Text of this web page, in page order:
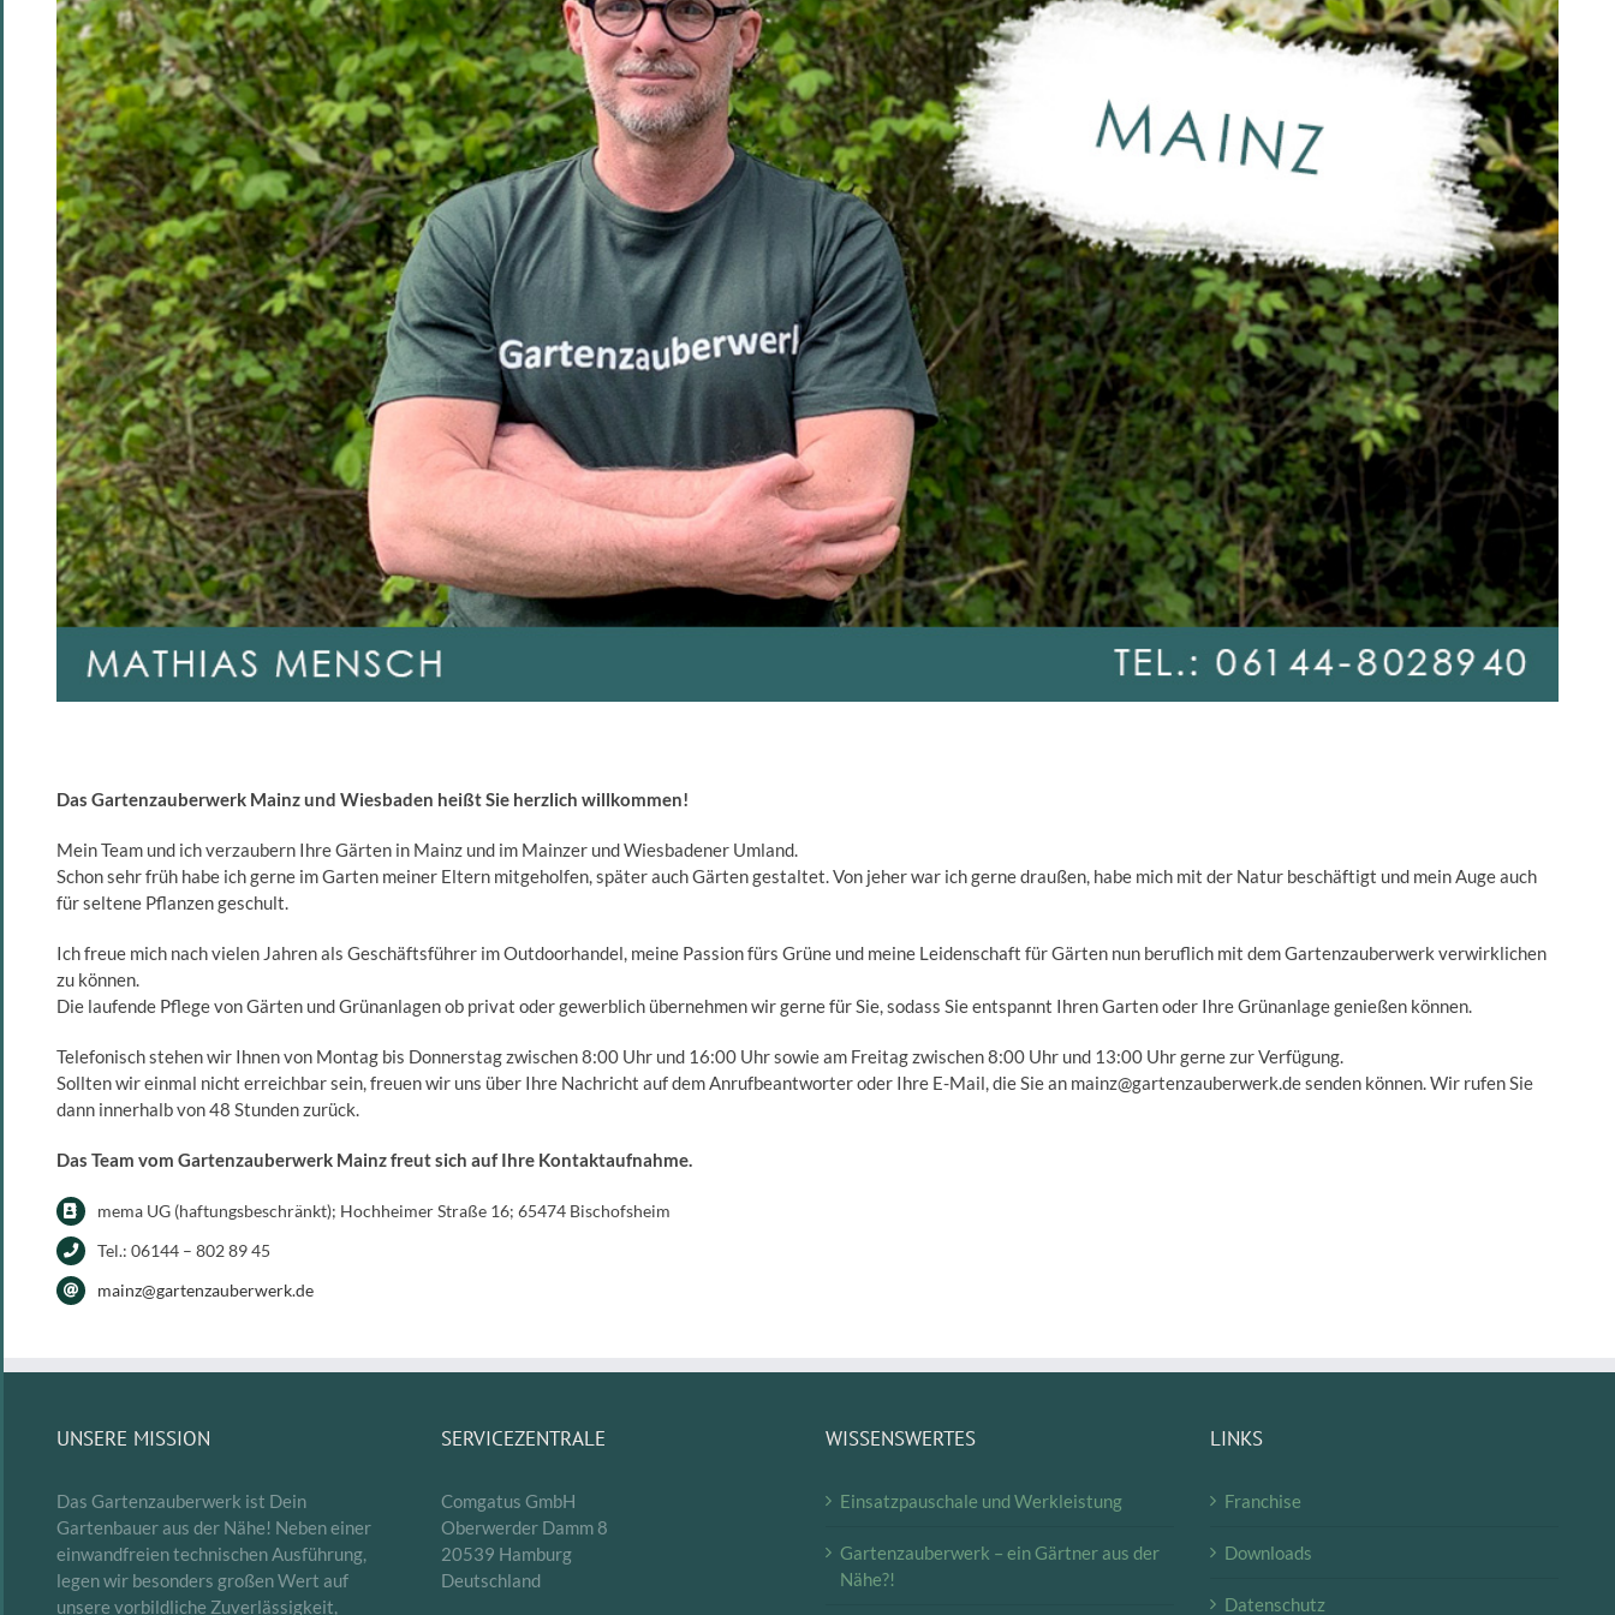
Das Gartenzauberwerk Mainz und Wiesbaden heißt Sie herzlich willkommen!
Mein Team und ich verzaubern Ihre Gärten in Mainz und im Mainzer und Wiesbadener Umland.
Schon sehr früh habe ich gerne im Garten meiner Eltern mitgeholfen, später auch Gärten gestaltet. Von jeher war ich gerne draußen, habe mich mit der Natur beschäftigt und mein Auge auch
für seltene Pflanzen geschult.
Ich freue mich nach vielen Jahren als Geschäftsführer im Outdoorhandel, meine Passion fürs Grüne und meine Leidenschaft für Gärten nun beruflich mit dem Gartenzauberwerk verwirklichen
zu können.
Die laufende Pflege von Gärten und Grünanlagen ob privat oder gewerblich übernehmen wir gerne für Sie, sodass Sie entspannt Ihren Garten oder Ihre Grünanlage genießen können.
Telefonisch stehen wir Ihnen von Montag bis Donnerstag zwischen 8:00 Uhr und 16:00 Uhr sowie am Freitag zwischen 8:00 Uhr und 13:00 Uhr gerne zur Verfügung.
Sollten wir einmal nicht erreichbar sein, freuen wir uns über Ihre Nachricht auf dem Anrufbeantworter oder Ihre E-Mail, die Sie an mainz@gartenzauberwerk.de senden können. Wir rufen Sie
dann innerhalb von 48 Stunden zurück.
Das Team vom Gartenzauberwerk Mainz freut sich auf Ihre Kontaktaufnahme.
mema UG (haftungsbeschränkt); Hochheimer Straße 16; 65474 Bischofsheim
Tel.: 06144 – 802 89 45
mainz@gartenzauberwerk.de
UNSERE MISSION
Das Gartenzauberwerk ist Dein
Gartenbauer aus der Nähe! Neben einer
einwandfreien technischen Ausführung,
legen wir besonders großen Wert auf
unsere vorbildliche Zuverlässigkeit,
SERVICEZENTRALE
Comgatus GmbH
Oberwerder Damm 8
20539 Hamburg
Deutschland
WISSENSWERTES
Einsatzpauschale und Werkleistung
Gartenzauberwerk – ein Gärtner aus der
Nähe?!
LINKS
Franchise
Downloads
Datenschutz